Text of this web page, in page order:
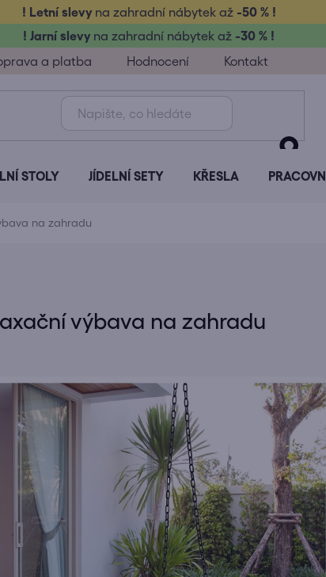
! Letní slevy na zahradní nábytek až-50 % !
! Jarní slevy na zahradní nábytek až -30 % !
a platba Hodnocení Kontakt
STOLY JÍDELNÍ SETY KŘESLA
na zahradu
výbava na zahradu